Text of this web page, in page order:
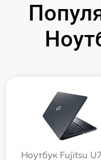
Ноутбук Fujitsu